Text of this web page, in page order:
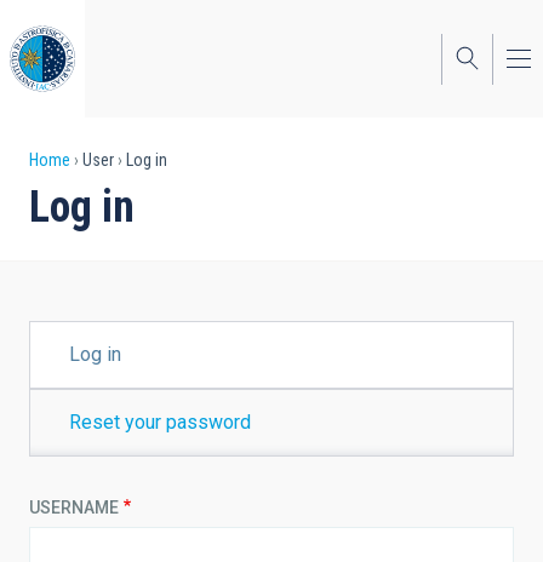
to
main
content
Breadcrumb
Home User Log in
Log in
TABSLog in
Reset your password
USERNAME